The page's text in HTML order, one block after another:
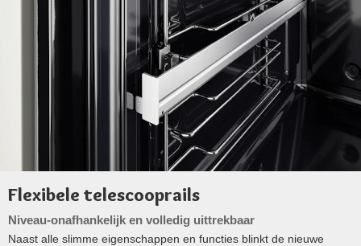
Flexibele telescooprails
Niveau-onafhankelijk en volledig uittrekbaar
Naast alle slimme eigenschappen en functies blinkt de nieuwe